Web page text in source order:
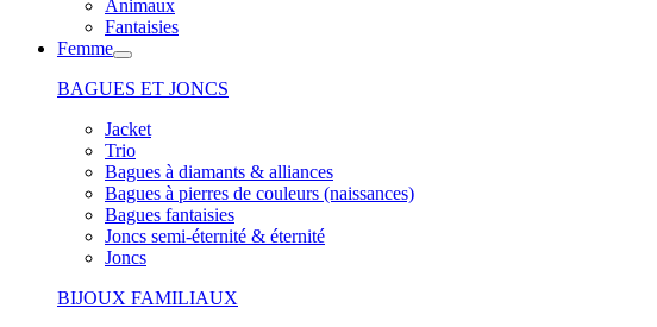
Animaux
Fantaisies
Femme
BAGUES ET JONCS
Jacket
Trio
Bagues à diamants & alliances
Bagues à pierres de couleurs (naissances)
Bagues fantaisies
Joncs semi-éternité & éternité
Joncs
BIJOUX FAMILIAUX